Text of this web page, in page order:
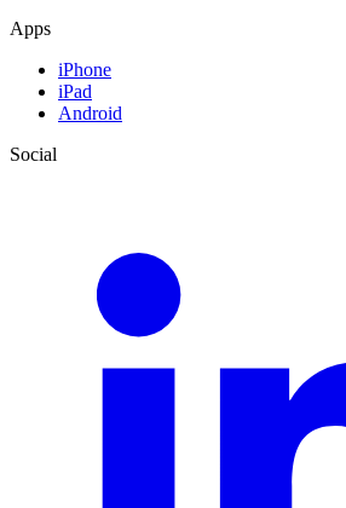
Apps
iPhone
iPad
Android
Social